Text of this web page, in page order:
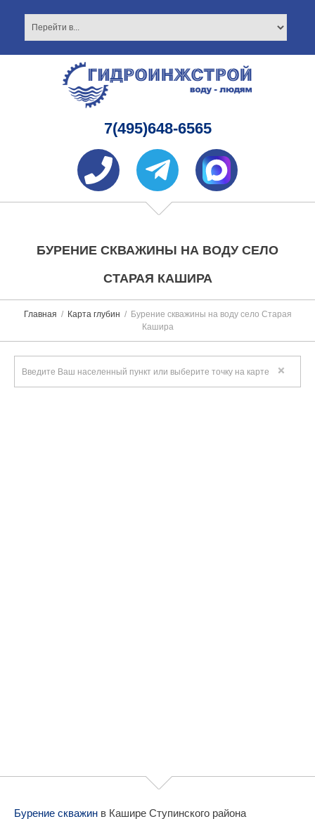
7(495)648-6565
БУРЕНИЕ СКВАЖИНЫ НА ВОДУ СЕЛО
СТАРАЯ КАШИРА
Главная Карта глубин
Бурение скважины на воду село Старая
Кашира
Бурение скважин в Кашире Ступинского района